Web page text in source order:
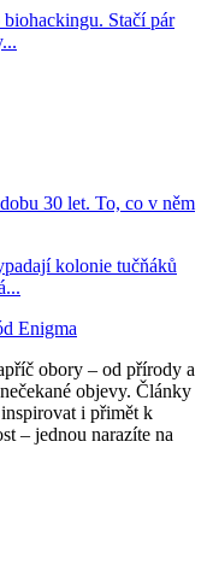
Stačí pár
30 let. To, co v něm
kolonie tučňáků
Enigma
obory – od přírody a
objevy. Články
i přimět k
– jednou narazíte na